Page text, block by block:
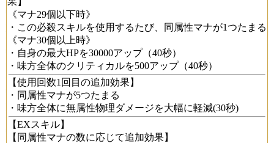
《マナ29個以下時》
・この必殺スキルを使用するたび、同属性マナが1つたまる
《マナ30個以上時》
・自身の最大HPを30000アップ（40秒）
・味方全体のクリティカルを500アップ（40秒）
【使用回数1回目の追加効果】
・同属性マナが5つたまる
・味方全体に無属性物理ダメージを大幅に軽減(30秒)
【EXスキル】
【同属性マナの数に応じて追加効果】